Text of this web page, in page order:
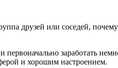
друзей или соседей,
заработать
и хорошим настроением.